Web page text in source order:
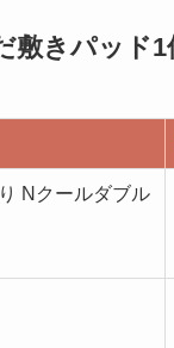
敷きパッド1
Nクールダブル